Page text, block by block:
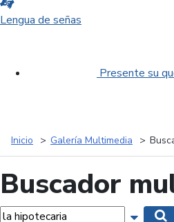
Lengua de señas
Presente su
Inicio Galería Multimedia
Buscador